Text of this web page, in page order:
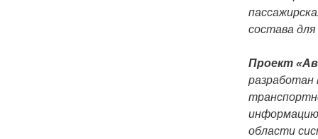
состава
Проект
разработан
области